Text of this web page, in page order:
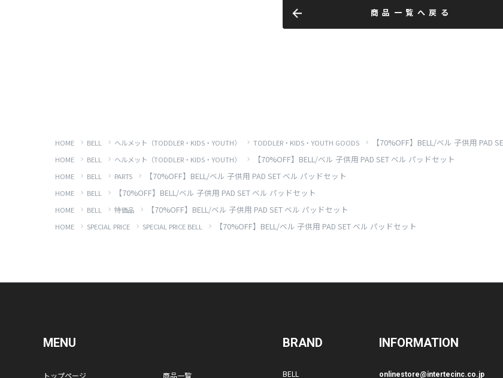
商品一覧へ戻る
HOME BELL ヘルメット（TODDLER・KIDS・YOUTH） TODDLER・KIDS・YOUTH GOODS 【70%OFF】BELL/ベル 子供用 PAD
HOME BELL ヘルメット（TODDLER・KIDS・YOUTH） 【70%OFF】BELL/ベル 子供用 PAD SET ベル パッドセット
HOME BELL PARTS 【70%OFF】BELL/ベル 子供用 PAD SET ベル パッドセット
HOME BELL 【70%OFF】BELL/ベル 子供用 PAD SET ベル パッドセット
HOME BELL 特価品 【70%OFF】BELL/ベル 子供用 PAD SET ベル パッドセット
HOME SPECIAL PRICE SPECIAL PRICE BELL 【70%OFF】BELL/ベル 子供用 PAD SET ベル パッドセット
MENU
トップページ 商品一覧
BRAND
BELL
INFORMATION
onlinestore@intertecinc.co.jp